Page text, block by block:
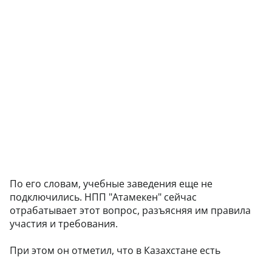
По его словам, учебные заведения еще не
подключились. НПП "Атамекен" сейчас
отрабатывает этот вопрос, разъясняя им правила
участия и требования.
При этом он отметил, что в Казахстане есть